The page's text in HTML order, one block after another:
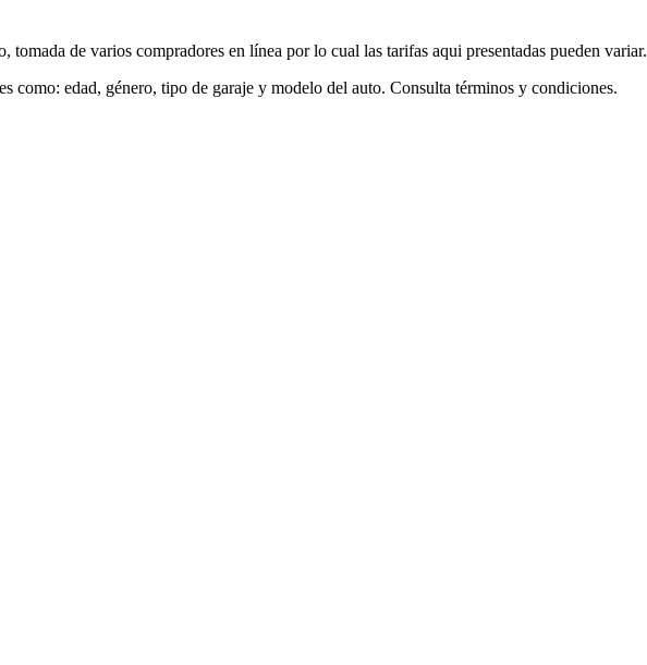
de varios compradores en línea por lo cual las tarifas aqui presentadas pueden variar.
como: edad, género, tipo de garaje y modelo del auto. Consulta términos y condiciones.